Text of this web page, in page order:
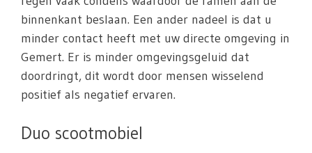
binnenkant beslaan. Een ander nadeel is dat u
minder contact heeft met uw directe omgeving in
Gemert. Er is minder omgevingsgeluid dat
doordringt, dit wordt door mensen wisselend
positief als negatief ervaren.
Duo scootmobiel